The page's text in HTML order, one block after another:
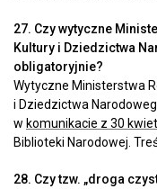
27. Czy wytyczne
Kultury i Dziedzictwa
obligatoryjnie?
Wytyczne Ministerstwa
i Dziedzictwa
w komunikacie z 30
Biblioteki Narodowej.
28. Czy tzw. „droga